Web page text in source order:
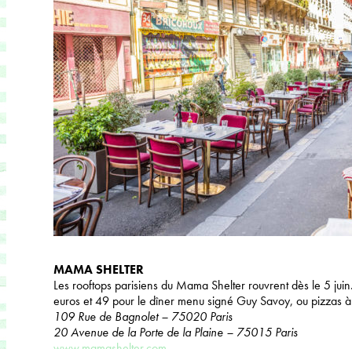
MAMA SHELTER
Les rooftops parisiens du Mama Shelter rouvrent dès le 5
euros et 49 pour le dîner menu signé Guy Savoy, ou pizzas
109 Rue de Bagnolet – 75020 Paris
20 Avenue de la Porte de la Plaine – 75015 Paris